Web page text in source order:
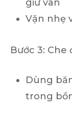
giữ van
Vặn nhẹ
Bước 3: Che
Dùng
trong